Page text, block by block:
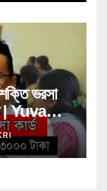
ভরসা
| Yuva